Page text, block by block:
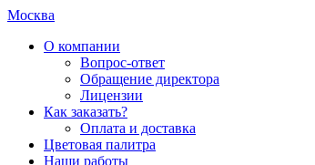
Москва
О компании
Вопрос-ответ
Обращение директора
Лицензии
Как заказать?
Оплата и доставка
Цветовая палитра
Наши работы